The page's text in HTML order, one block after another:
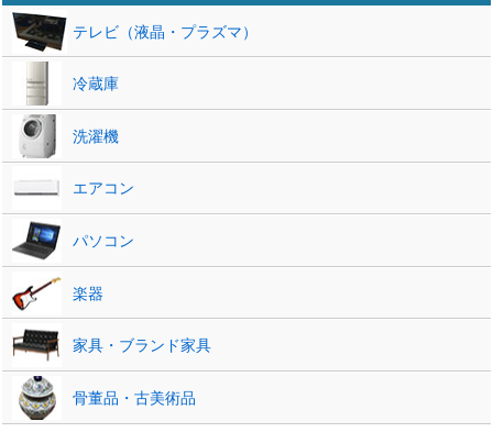
テレビ（液晶・プラズマ）
冷蔵庫
洗濯機
エアコン
パソコン
楽器
家具・ブランド家具
骨董品・古美術品